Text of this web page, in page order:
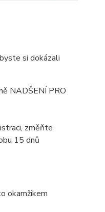
si dokázali
NADŠENÍ PRO
změňte
15 dnů
okamžikem